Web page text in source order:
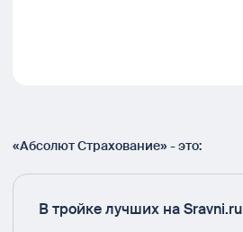
«Абсолют Страхование» - это:
В тройке лучших на Sravni.ru